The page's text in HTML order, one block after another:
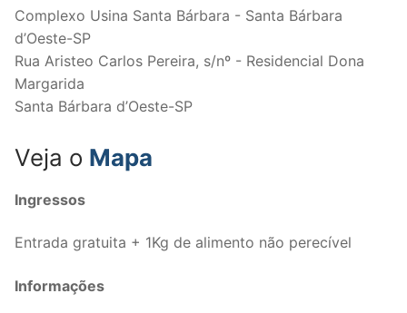
Complexo Usina Santa Bárbara - Santa Bárbara
d’Oeste-SP
Rua Aristeo Carlos Pereira, s/nº - Residencial Dona
Margarida
Santa Bárbara d’Oeste-SP
Veja o Mapa
Ingressos
Entrada gratuita + 1Kg de alimento não perecível
Informações